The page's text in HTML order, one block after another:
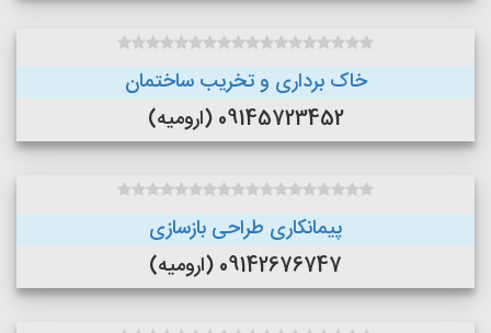
خاک برداری و تخریب ساختمان
09145723452 (ارومیه)
پیمانکاری طراحی بازسازی
09142676747 (ارومیه)